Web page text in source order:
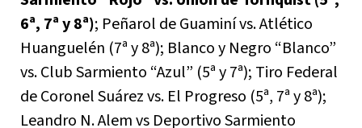
6ª, 7ª y 8ª); Peñarol de Guaminí vs. Atlético
Huanguelén (7ª y 8ª); Blanco y Negro “Blanco”
vs. Club Sarmiento “Azul” (5ª y 7ª); Tiro Federal
de Coronel Suárez vs. El Progreso (5ª, 7ª y 8ª);
Leandro N. Alem vs Deportivo Sarmiento